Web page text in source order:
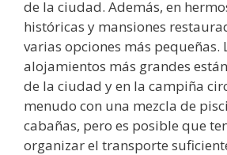
de la ciudad. Además, en
históricas y mansiones
varias opciones más pequeñas.
alojamientos más grandes
de la ciudad y en la campiña
menudo con una mezcla de
cabañas, pero es posible que
organizar el transporte